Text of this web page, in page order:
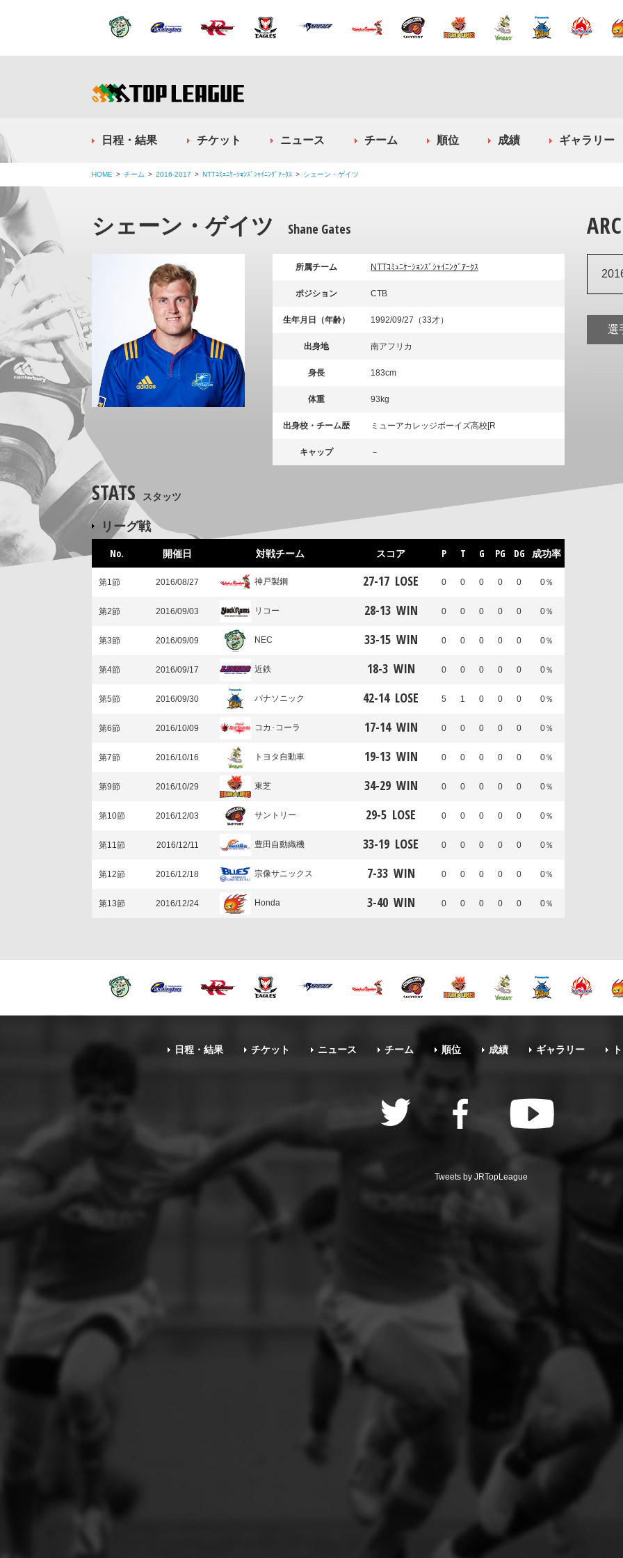
日程・結果 チケット ニュース チーム 順位 成績 ギャラリー
HOME チーム 2016-2017 NTTｺﾐｭﾆｹｰｼｮﾝｽﾞｼｬｲﾆﾝｸﾞｱｰｸｽ シェーン・ゲイツ
シェーン・ゲイツ Shane Gates
所属チーム NTTｺﾐｭﾆｹｰｼｮﾝｽﾞｼｬｲﾆﾝｸﾞｱｰｸｽ
ポジション CTB
生年月日（年齢） 1992/09/27（33才）
出身地 南アフリカ
身長 183cm
体重 93kg
出身校・チーム歴 ミューアカレッジボーイズ高校[R
キャップ －
STATS スタッツ
リーグ戦
No. 開催日 対戦チーム スコア P T G PG DG 成功率
第1節 2016/08/27 神戸製鋼 27-17 LOSE 0 0 0 0 0 0％
第2節 2016/09/03 リコー 28-13 WIN 0 0 0 0 0 0％
第3節 2016/09/09 NEC 33-15 WIN 0 0 0 0 0 0％
第4節 2016/09/17 近鉄 18-3 WIN 0 0 0 0 0 0％
第5節 2016/09/30 パナソニック 42-14 LOSE 5 1 0 0 0 0％
第6節 2016/10/09 コカ･コーラ 17-14 WIN 0 0 0 0 0 0％
第7節 2016/10/16 トヨタ自動車 19-13 WIN 0 0 0 0 0 0％
第9節 2016/10/29 東芝 34-29 WIN 0 0 0 0 0 0％
第10節 2016/12/03 サントリー 29-5 LOSE 0 0 0 0 0 0％
第11節 2016/12/11 豊田自動織機 33-19 LOSE 0 0 0 0 0 0％
第12節 2016/12/18 宗像サニックス 7-33 WIN 0 0 0 0 0 0％
第13節 2016/12/24 Honda 3-40 WIN 0 0 0 0 0 0％
選
日程・結果 チケット ニュース チーム 順位 成績 ギャラリー
Tweets by JRTopLeague